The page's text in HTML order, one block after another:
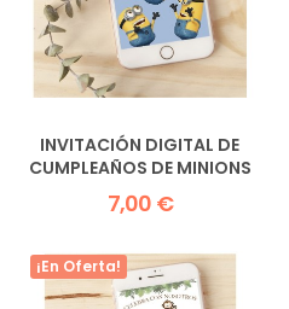
INVITACIÓN DIGITAL DE
CUMPLEAÑOS DE MINIONS
7,00 €
¡En Oferta!